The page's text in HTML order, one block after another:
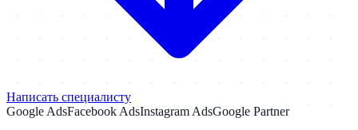
Написать специалисту
Google AdsFacebook AdsInstagram AdsGoogle Partner